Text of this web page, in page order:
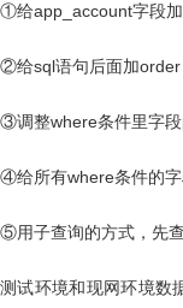
①给app_account字段加
②给sql语句后面加order
③调整where条件里字段
④给所有where条件的字
⑤用子查询的方式，先
测试环境和现网环境数